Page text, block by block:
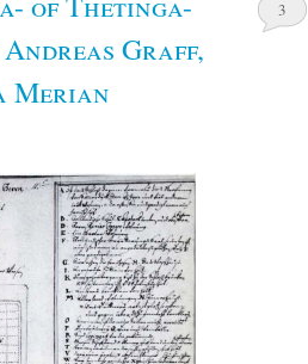
Andreas Graff,
Merian
3